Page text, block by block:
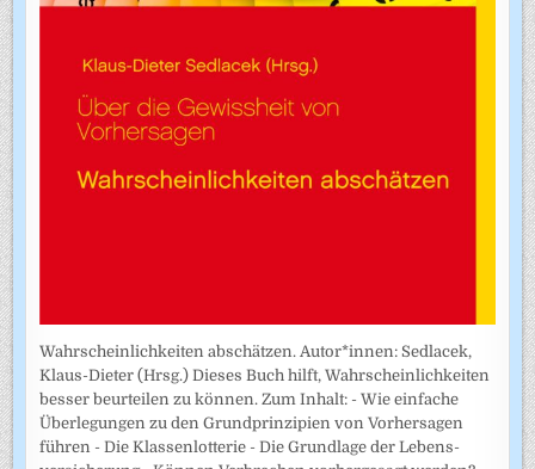
Wahrscheinlichkeiten abschätzen. Autor*innen: Sedlacek,
Klaus-Dieter (Hrsg.) Dieses Buch hilft, Wahrscheinlichkeiten
besser beurteilen zu können. Zum Inhalt: - Wie einfache
Überlegungen zu den Grundprinzipien von Vorhersagen
führen - Die Klassenlotterie - Die Grundlage der Lebens­